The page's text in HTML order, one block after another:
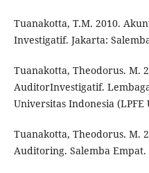
Tuanakotta, T.M. 2010.
Investigatif. Jakarta:
Tuanakotta, Theodorus. M.
AuditorInvestigatif.
Universitas Indonesia (LPFE
Tuanakotta, Theodorus. M.
Auditoring. Salemba Empat.